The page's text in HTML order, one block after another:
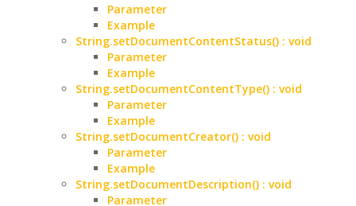
Parameter
Example
String.setDocumentContentStatus() : void
Parameter
Example
String.setDocumentContentType() : void
Parameter
Example
String.setDocumentCreator() : void
Parameter
Example
String.setDocumentDescription() : void
Parameter